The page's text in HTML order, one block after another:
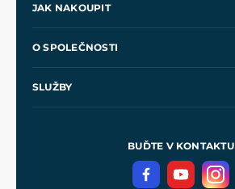
JAK NAKOUPIT
Velkoobchod
O SPOLEČNOSTI
SLUŽBY
Meče pro Kingdom Come
BUĎTE V KONTAKTU